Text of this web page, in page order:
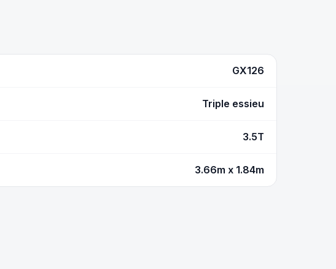
GX126
Triple essieu
3.5T
3.66m x 1.84m